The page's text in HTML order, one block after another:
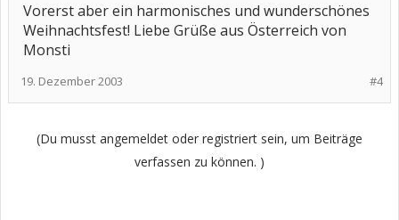
Vorerst aber ein harmonisches und wunderschönes
Weihnachtsfest! Liebe Grüße aus Österreich von
Monsti
#4
19. Dezember 2003
(Du musst angemeldet oder registriert sein, um Beiträge
verfassen zu können. )